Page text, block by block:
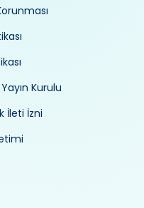
Kurulu
İleti İzni